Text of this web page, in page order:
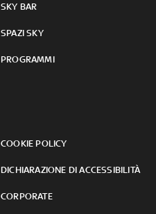
SKY BAR
SPAZI SKY
PROGRAMMI
COOKIE POLICY
DICHIARAZIONE DI ACCESSIBILITÀ
CORPORATE